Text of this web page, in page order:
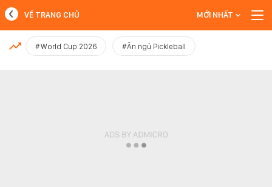
MỚI NHẤT
VỀ TRANG CHỦ MỚI NHẤT
#World Cup 2026 #Ăn ngủ Pickleball